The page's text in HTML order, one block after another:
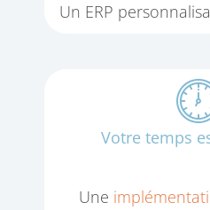
Un ERP
Votre temps
Une